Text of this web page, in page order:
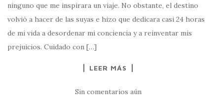
ninguno que me inspirara un viaje. No obstante, el destino
volvió a hacer de las suyas e hizo que dedicara casi 24 horas
de mi vida a desordenar mi conciencia y a reinventar mis
prejuicios. Cuidado con […]
LEER MÁS
Sin comentarios aún